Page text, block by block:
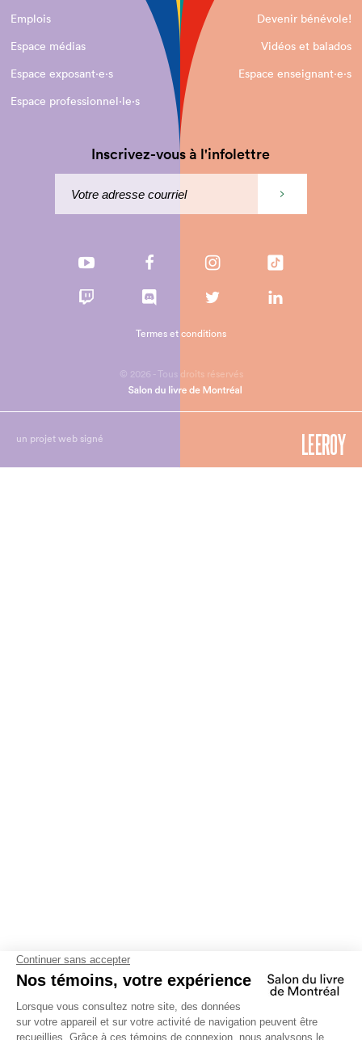
Emplois
Devenir bénévole!
Espace médias
Vidéos et balados
Espace exposant·e⋅s
Espace enseignant·e⋅s
Espace professionnel·le⋅s
Inscrivez-vous à l'infolettre
© 2026 - Tous droits réservés
Termes et conditions
un projet web signé